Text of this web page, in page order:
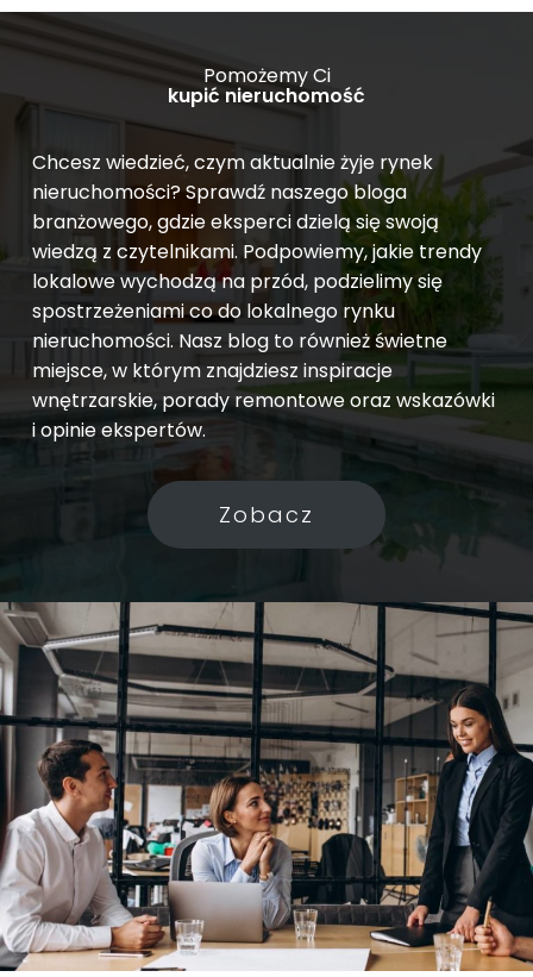
Pomożemy Ci
kupić nieruchomość
Chcesz wiedzieć, czym aktualnie żyje rynek
nieruchomości? Sprawdź naszego bloga
branżowego, gdzie eksperci dzielą się swoją
wiedzą z czytelnikami. Podpowiemy, jakie trendy
lokalowe wychodzą na przód, podzielimy się
spostrzeżeniami co do lokalnego rynku
nieruchomości. Nasz blog to również świetne
miejsce, w którym znajdziesz inspiracje
wnętrzarskie, porady remontowe oraz wskazówki
i opinie ekspertów.
Zobacz